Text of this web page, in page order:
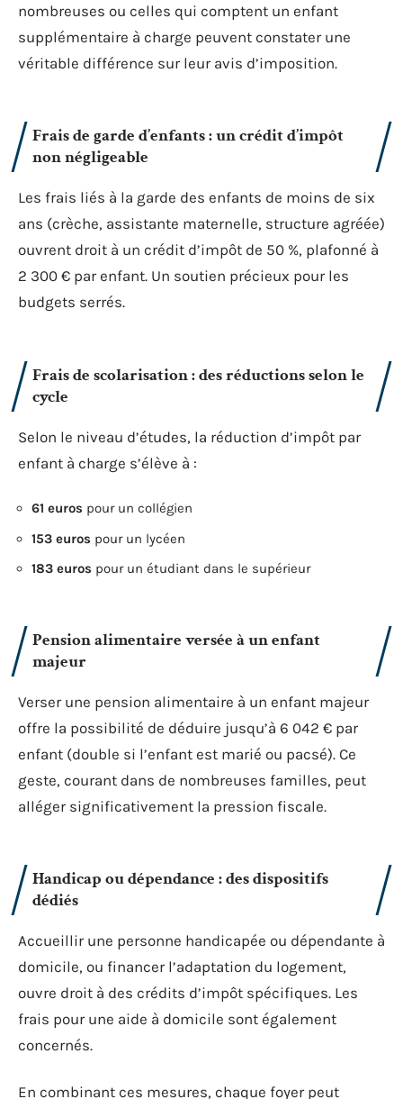
nombreuses ou celles qui comptent un enfant
supplémentaire à charge peuvent constater une
véritable différence sur leur avis d’imposition.
Frais de garde d’enfants : un crédit d’impôt
non négligeable
Les frais liés à la garde des enfants de moins de six
ans (crèche, assistante maternelle, structure agréée)
ouvrent droit à un crédit d’impôt de 50 %, plafonné à
2 300 € par enfant. Un soutien précieux pour les
budgets serrés.
Frais de scolarisation : des réductions selon le
cycle
Selon le niveau d’études, la réduction d’impôt par
enfant à charge s’élève à :
61 euros pour un collégien
153 euros pour un lycéen
183 euros pour un étudiant dans le supérieur
Pension alimentaire versée à un enfant
majeur
Verser une pension alimentaire à un enfant majeur
offre la possibilité de déduire jusqu’à 6 042 € par
enfant (double si l’enfant est marié ou pacsé). Ce
geste, courant dans de nombreuses familles, peut
alléger significativement la pression fiscale.
Handicap ou dépendance : des dispositifs
dédiés
Accueillir une personne handicapée ou dépendante à
domicile, ou financer l’adaptation du logement,
ouvre droit à des crédits d’impôt spécifiques. Les
frais pour une aide à domicile sont également
concernés.
En combinant ces mesures, chaque foyer peut